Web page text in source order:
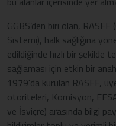
GGBS’den biri olan, RASFF
Sistemi), halk sağlığına
edildiğinde hızlı bir şekilde
sağlaması için etkin bir
1979'da kurulan RASFF,
otoriteleri, Komisyon,
ve İsviçre) arasında bilgi